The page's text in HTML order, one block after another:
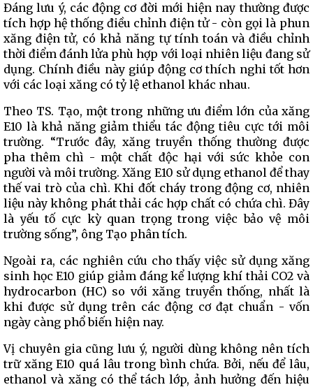
Đáng lưu ý, các động cơ đời mới hiện nay thường được
tích hợp hệ thống điều chỉnh điện tử - còn gọi là phun
xăng điện tử, có khả năng tự tính toán và điều chỉnh
thời điểm đánh lửa phù hợp với loại nhiên liệu đang sử
dụng. Chính điều này giúp động cơ thích nghi tốt hơn
với các loại xăng có tỷ lệ ethanol khác nhau.
Theo TS. Tạo, một trong những ưu điểm lớn của xăng
E10 là khả năng giảm thiểu tác động tiêu cực tới môi
trường. “Trước đây, xăng truyền thống thường được
pha thêm chì - một chất độc hại với sức khỏe con
người và môi trường. Xăng E10 sử dụng ethanol để thay
thế vai trò của chì. Khi đốt cháy trong động cơ, nhiên
liệu này không phát thải các hợp chất có chứa chì. Đây
là yếu tố cực kỳ quan trọng trong việc bảo vệ môi
trường sống”, ông Tạo phân tích.
Ngoài ra, các nghiên cứu cho thấy việc sử dụng xăng
sinh học E10 giúp giảm đáng kể lượng khí thải CO2 và
hydrocarbon (HC) so với xăng truyền thống, nhất là
khi được sử dụng trên các động cơ đạt chuẩn - vốn
ngày càng phổ biến hiện nay.
Vị chuyên gia cũng lưu ý, người dùng không nên tích
trữ xăng E10 quá lâu trong bình chứa. Bởi, nếu để lâu,
ethanol và xăng có thể tách lớp, ảnh hưởng đến hiệu